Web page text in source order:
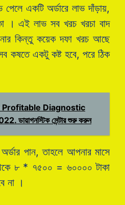
একটি অর্ডারে লাভ দাঁড়ায়,
এই লাভ সব খরচ খরচা বাদ
কিন্তু কয়েক দফা খরচ আছে
কষতে একটু কষ্ট হবে, পরে ঠিক
Profitable Diagnostic
সেন্টার শুরু করুন
পান, তাহলে আপনার মাসে
৮ * ৭৫০০ = ৬০০০০ টাকা
না ।